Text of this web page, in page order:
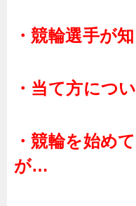
・競輪選手が
・当て方につ
・競輪を始め
が…